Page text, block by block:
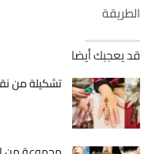
الطريقة
قد يعجبك أيضا
تشكيلة من